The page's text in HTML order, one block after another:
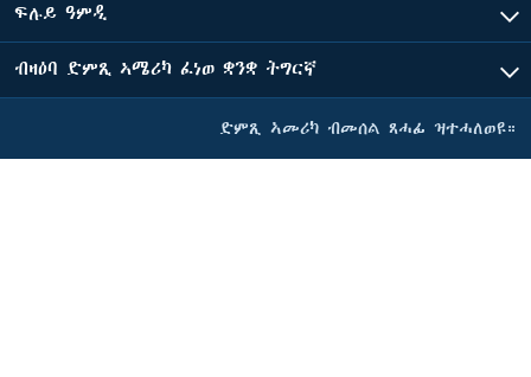
ፍሉይ ዓምዲ
ብዛዕባ ድምጺ ኣሜሪካ ፈነወ ቋንቋ ትግርኛ
ድምጺ ኣመሪካ ብመሰል ጸሓፊ ዝተሓለወዩ።